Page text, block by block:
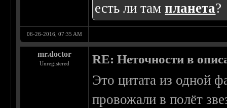
есть ли тампланета?
06-26-2016, 07:35 AM
mr.doctor
Unregistered RE: Неточности в
Это цитата из одной
провожали в полёт